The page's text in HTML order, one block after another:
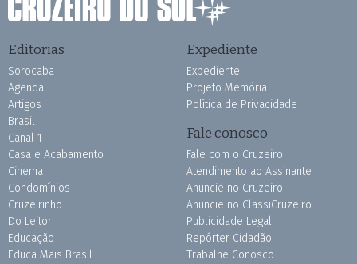
Editorias
Sorocaba
Agenda
Artigos
Brasil
Canal 1
Casa e Acabamento
Cinema
Condomínios
Cruzeirinho
Do Leitor
Educação
Educa Mais Brasil
Expediente
Expediente
Projeto Memória
Política de Privacidade
Fale conosco
Fale com o Cruzeiro
Atendimento ao Assinante
Anuncie no Cruzeiro
Anuncie no ClassiCruzeiro
Publicidade Legal
Repórter Cidadão
Trabalhe Conosco